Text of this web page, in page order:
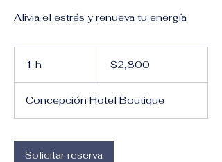
Alivia el estrés y renueva tu energía
1 h
pesos
mexicanos
$2,800
Concepción Hotel Boutique
Solicitar reserva